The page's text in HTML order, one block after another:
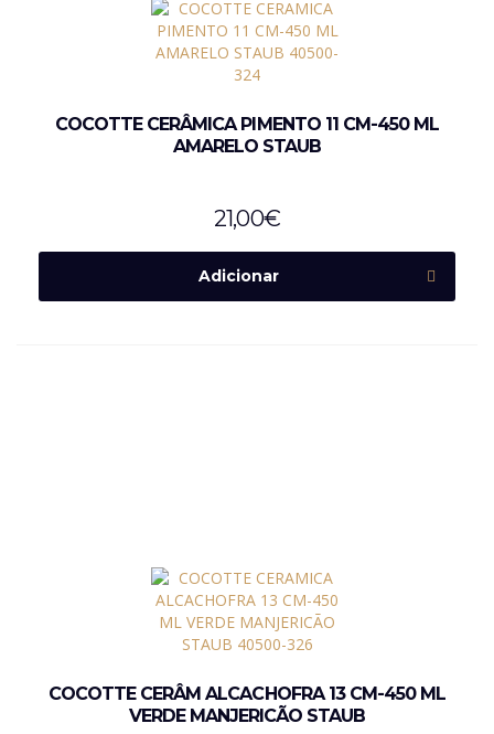
COCOTTE CERÂMICA PIMENTO 11 CM-450 ML
AMARELO STAUB
21,00€
Adicionar
COCOTTE CERÂM ALCACHOFRA 13 CM-450 ML
VERDE MANJERICÃO STAUB